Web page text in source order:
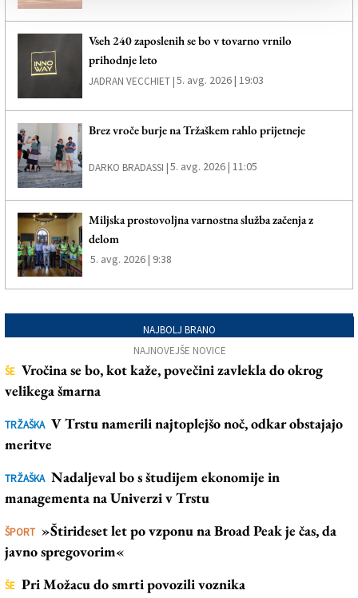
Vseh 240 zaposlenih se bo v tovarno vrnilo
prihodnje leto
JADRAN VECCHIET |5. avg. 2026 | 19:03
Brez vroče burje na Tržaškem rahlo prijetneje
DARKO BRADASSI |5. avg. 2026 | 11:05
Miljska prostovoljna varnostna služba začenja z
delom
5. avg. 2026 | 9:38
NAJBOLJ BRANO
NAJNOVEJŠE NOVICE
ŠE Vročina se bo, kot kaže, povečini zavlekla do okrog
velikega šmarna
TRŽAŠKA V Trstu namerili najtoplejšo noč, odkar obstajajo
meritve
TRŽAŠKA Nadaljeval bo s študijem ekonomije in
managementa na Univerzi v Trstu
ŠPORT »Štirideset let po vzponu na Broad Peak je čas, da
javno spregovorim«
ŠE Pri Možacu do smrti povozili voznika